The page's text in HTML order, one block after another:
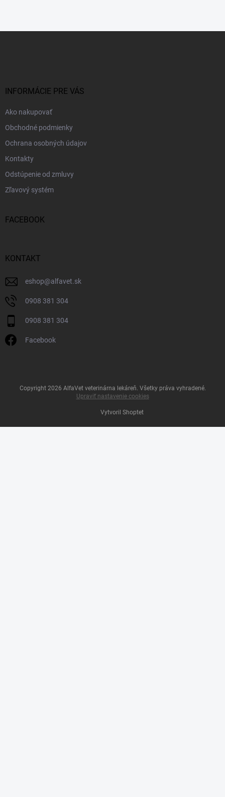
INFORMÁCIE PRE VÁS
Ako nakupovať
Obchodné podmienky
Ochrana osobných údajov
Kontakty
Odstúpenie od zmluvy
Zľavový systém
FACEBOOK
KONTAKT
eshop@alfavet.sk
0908 381 304
0908 381 304
Facebook
Vytvoril Shoptet
Copyright 2026 AlfaVet veterinárna lekáreň. Všetky práva vyhradené.
Upraviť nastavenie cookies